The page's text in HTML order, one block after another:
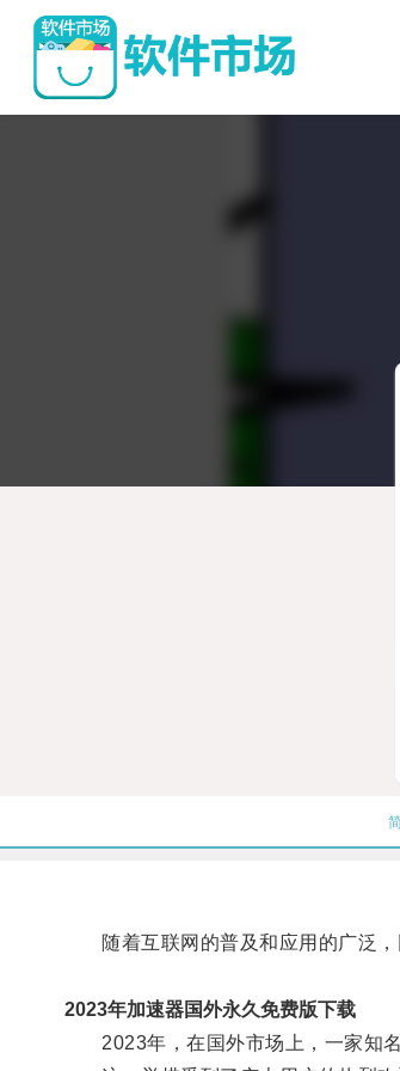
随着互联网的普及和应用的广泛，
2023年加速器国外永久免费版下载
2023年，在国外市场上，一家知名